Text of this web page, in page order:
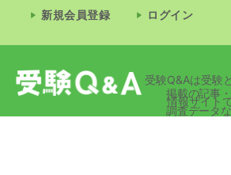
新規会員登録
ログイン
受験Q&Aは受験
情報サイト
掲載の記事
調査データ